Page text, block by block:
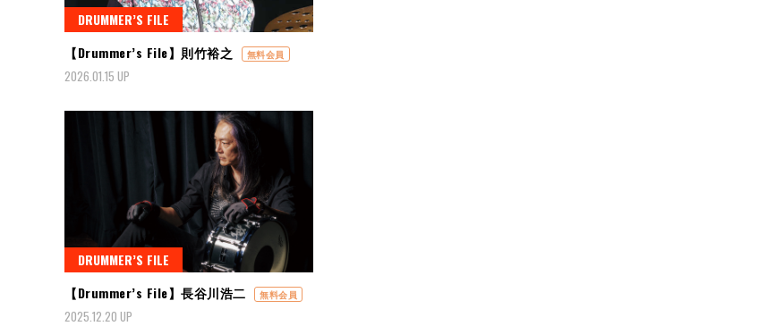
DRUMMER’S FILE
【Drummer’s File】則竹裕之
無料会員
2026.01.15 UP
DRUMMER’S FILE
【Drummer’s File】長谷川浩二
無料会員
2025.12.20 UP